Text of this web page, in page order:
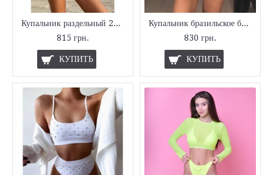
Купальник раздельный 2021
815 грн.
КУПИТЬ
Купальник бразильское бикини леопардовый
830 грн.
КУПИТЬ